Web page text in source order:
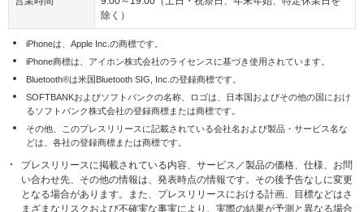
除く）
iPhoneは、Apple Inc.の商標です。
iPhone商標は、アイホン株式会社のライセンスに基づき使用されています。
Bluetooth®は米国Bluetooth SIG, Inc.の登録商標です。
SOFTBANKおよびソフトバンクの名称、ロゴは、日本国およびその他の国におけ
るソフトバンク株式会社の登録商標または商標です。
その他、このプレスリリースに記載されている会社名および製品・サービス名な
どは、各社の登録商標または商標です。
プレスリリースに掲載されている内容、サービス／製品の価格、仕様、お問
い合わせ先、その他の情報は、発表時点の情報です。その後予告なしに変更
となる場合があります。また、プレスリリースにおける計画、目標などはさ
まざまなリスクおよび不確実な事実により、実際の結果が予測と異なる場合